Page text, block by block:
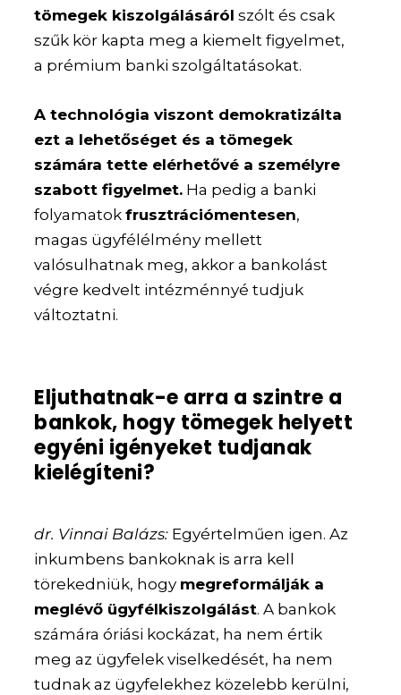
tömegek kiszolgálásáról szólt és csak
szűk kör kapta meg a kiemelt figyelmet,
a prémium banki szolgáltatásokat.
A technológia viszont demokratizálta
ezt a lehetőséget és a tömegek
számára tette elérhetővé a személyre
szabott figyelmet. Ha pedig a banki
folyamatokfrusztrációmentesen,
magas ügyfélélmény mellett
valósulhatnak meg, akkor a bankolást
végre kedvelt intézménnyé tudjuk
változtatni.
Eljuthatnak-e arra a szintre a
bankok, hogy tömegek helyett
egyéni igényeket tudjanak
kielégíteni?
dr. Vinnai Balázs: Egyértelműen igen. Az
inkumbens bankoknak is arra kell
törekedniük, hogy megreformálják a
meglévő ügyfélkiszolgálást. A bankok
számára óriási kockázat, ha nem értik
meg az ügyfelek viselkedését, ha nem
tudnak az ügyfelekhez közelebb kerülni,